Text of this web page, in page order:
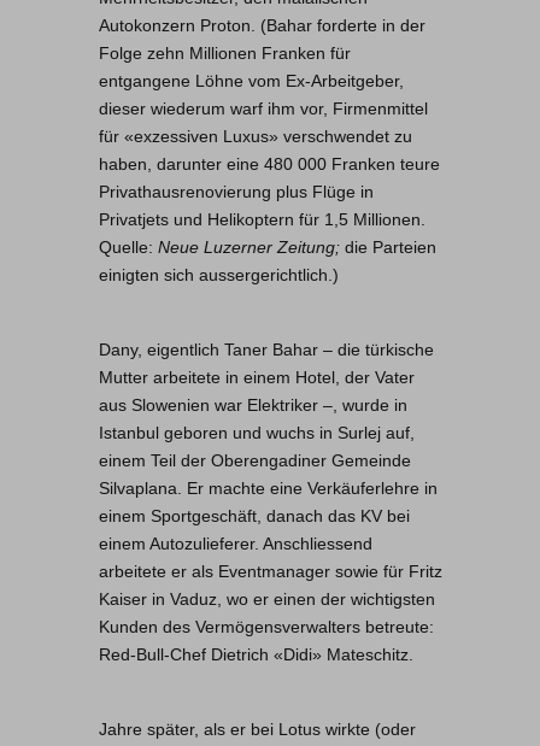
Autokonzern Proton. (Bahar forderte in der
Folge zehn Millionen Franken für
entgangene Löhne vom Ex-Arbeitgeber,
dieser wiederum warf ihm vor, Firmenmittel
für «exzessiven Luxus» verschwendet zu
haben, darunter eine 480 000 Franken teure
Privathausrenovierung plus Flüge in
Privatjets und Helikoptern für 1,5 Millionen.
Quelle: Neue Luzerner Zeitung; die Parteien
einigten sich aussergerichtlich.)
Dany, eigentlich Taner Bahar – die türkische
Mutter arbeitete in einem Hotel, der Vater
aus Slowenien war Elektriker –, wurde in
Istanbul geboren und wuchs in Surlej auf,
einem Teil der Oberengadiner Gemeinde
Silvaplana. Er machte eine Verkäuferlehre in
einem Sportgeschäft, danach das KV bei
einem Autozulieferer. Anschliessend
arbeitete er als Eventmanager sowie für Fritz
Kaiser in Vaduz, wo er einen der wichtigsten
Kunden des Vermögensverwalters betreute:
Red-Bull-Chef Dietrich «Didi» Mateschitz.
Jahre später, als er bei Lotus wirkte (oder